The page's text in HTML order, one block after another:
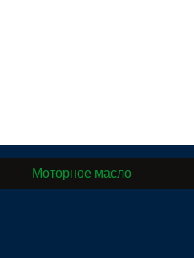
Моторное масло